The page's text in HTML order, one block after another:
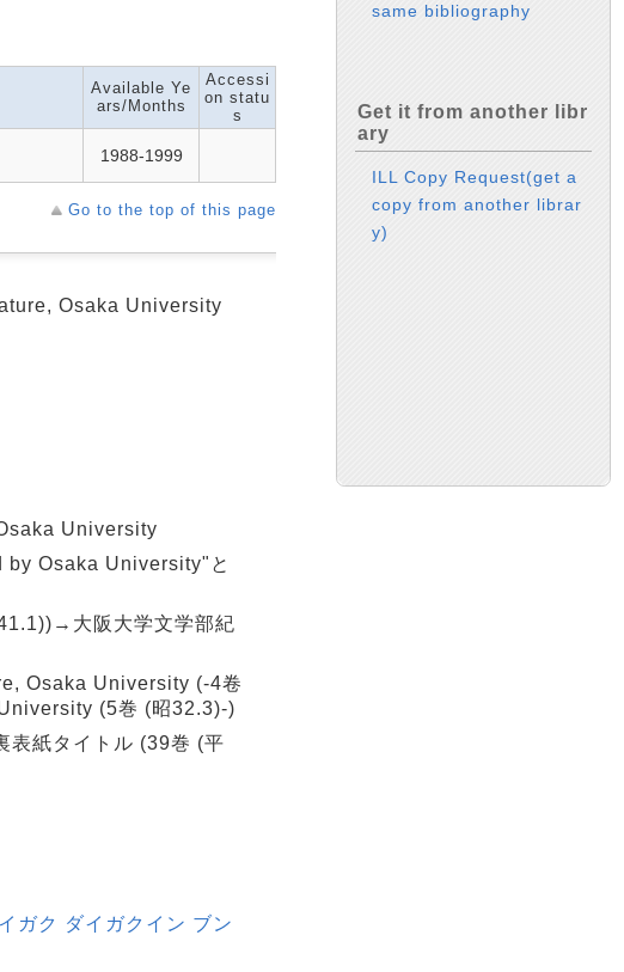
Available Ye
ars/Months
Accessi
on statu
s
1988-1999
Go to the top of this page
Osaka University
University
by Osaka University"と
大阪大学文学部紀
Osaka University (-4卷
(5巻 (昭32.3)-)
表紙タイトル (39巻 (平
ガク ダイガクイン ブン
same bibliography
Get it from another libr
ary
ILL Copy Request(get a
copy from another librar
y)